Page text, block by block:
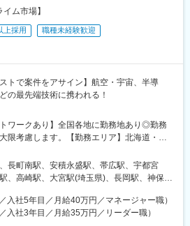
設計、詳細設計、実装、テスト、リリース
キャリア目標に応じて、資格取得手当（1～
を活用可能。
サイン
める業務
術・育成支援
て、PLからPMへのステップアップ、
PLとしてのキャリア形成も可能です。
／iOS向けアプリ開発プロジェクト
けるtoC・社内向けシステム開発
テムAWS移行プロジェクト
、Kotlin
、PostgreSQL、MySQL
、Redhat Linux
しており、プロジェクトの質・安定性とも
ム市場】
上採用
職種未経験歓迎
トで案件をアサイン】航空・宇宙、半導
の最先端技術に携われる！
トワークあり】全国各地に勤務地あり◎勤務
限考慮します。【勤務エリア】北海道・青
・秋田県・山形県・福島県茨城県・栃木
千葉県・東京都・神奈川県・山梨県岐阜
三重県新潟県・富山県・石川県・福井県・
広島県・山口県・徳島県福岡県・佐賀県・
県・宮崎県・鹿児島県自社工場（栃木県・
長町南駅、安積永盛駅、帯広駅、宇都宮
、高崎駅、大宮駅(埼玉県)、長岡駅、神保町
古屋駅、新浜松駅、静岡駅、丹波口駅、堺
山町駅、博多駅、美栄橋駅、札幌駅、長町
入社5年目／月給40万円／マネージャー職）
入社3年目／月給35万円／リーダー職）